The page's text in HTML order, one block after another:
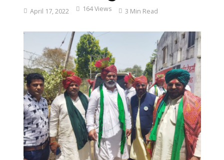
April 17, 2022 164 Views 3 Min Read